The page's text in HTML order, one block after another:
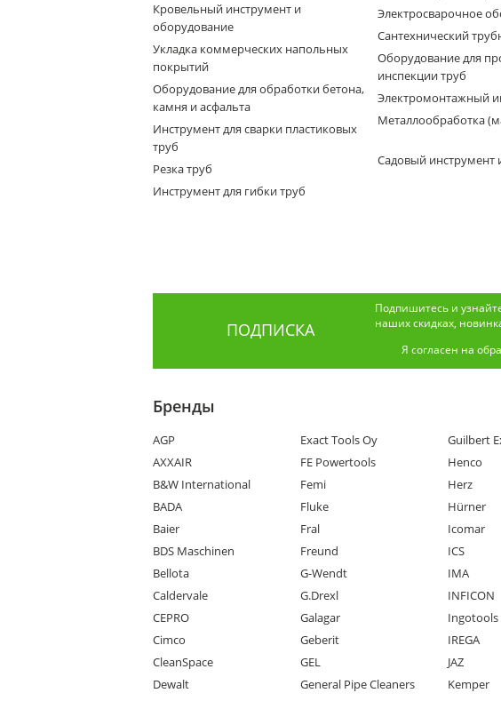
Кровельный инструмент и
оборудование
Укладка коммерческих напольных
покрытий
Оборудование для обработки бетона,
камня и асфальта
Инструмент для сварки пластиковых
труб
Резка труб
Инструмент для гибки труб
Электросварочное
Сантехнический
Оборудование для
инспекции труб
Электромонтажный
Металлообработка
Садовый инструмент
ПОДПИСКА
Подпишитесь и
наших скидках,
Я согласен на
Бренды
AGP
AXXAIR
B&W International
BADA
Baier
BDS Maschinen
Bellota
Caldervale
CEPRO
Cimco
CleanSpace
Dewalt
Exact Tools Oy
FE Powertools
Femi
Fluke
Fral
Freund
G-Wendt
G.Drexl
Galagar
Geberit
GEL
General Pipe Cleaners
Guilbert
Henco
Herz
Hürner
Icomar
ICS
IMA
INFICON
Ingotools
IREGA
JAZ
Kemper